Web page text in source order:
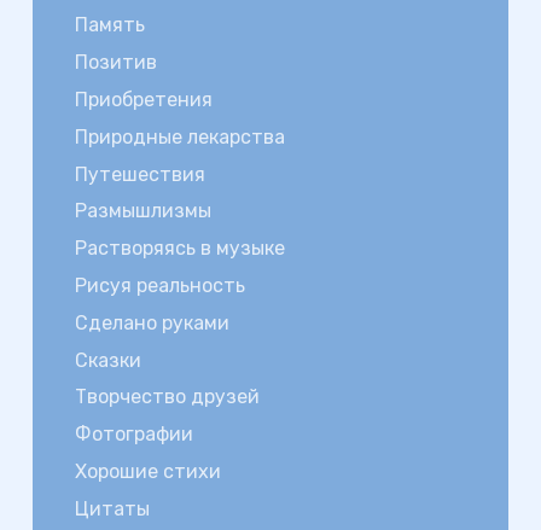
Память
Позитив
Приобретения
Природные лекарства
Путешествия
Размышлизмы
Растворяясь в музыке
Рисуя реальность
Сделано руками
Сказки
Творчество друзей
Фотографии
Хорошие стихи
Цитаты